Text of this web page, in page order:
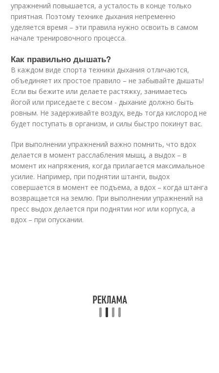
упражнений повышается, а усталость в конце только
приятная. Поэтому технике дыхания непременно
уделяется время – эти правила нужно освоить в самом
начале тренировочного процесса.
Как правильно дышать?
В каждом виде спорта техники дыхания отличаются,
объединяет их простое правило – не забывайте дышать!
Если вы бежите или делаете растяжку, занимаетесь
йогой или приседаете с весом - дыхание должно быть
ровным. Не задерживайте воздух, ведь тогда кислород не
будет поступать в организм, и силы быстро покинут вас.
При выполнении упражнений важно помнить, что вдох
делается в момент расслабления мышц, а выдох – в
момент их напряжения, когда прилагается максимальное
усилие. Например, при поднятии штанги, выдох
совершается в момент ее подъема, а вдох – когда штанга
возвращается на землю. При выполнении упражнений на
пресс выдох делается при поднятии ног или корпуса, а
вдох – при опускании.